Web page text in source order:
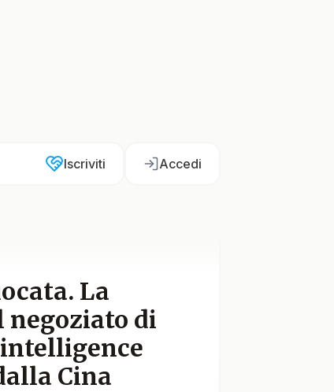
Iscriviti Accedi
La
negoziato di
Cina